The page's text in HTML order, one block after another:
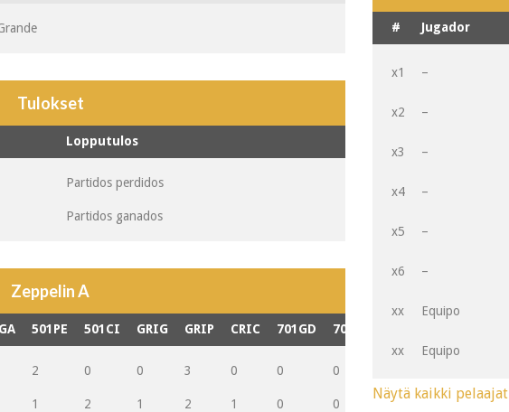
Tulokset
Lopputulos
Partidos perdidos
Partidos ganados
Zeppelin A
501PE 501CI GRIG GRIP CRIC 701GD 701PD
2 0 0 3 0 0 0
1 2 1 2 1 0 0 0
# Jugador
x1 –
x2 –
x3 –
x4 –
x5 –
x6 –
xx Equipo
xx Equipo
Näytä kaikki pelaajat